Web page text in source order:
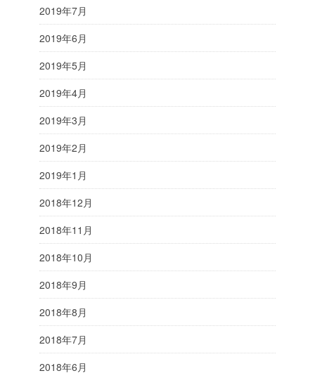
2019年7月
2019年6月
2019年5月
2019年4月
2019年3月
2019年2月
2019年1月
2018年12月
2018年11月
2018年10月
2018年9月
2018年8月
2018年7月
2018年6月